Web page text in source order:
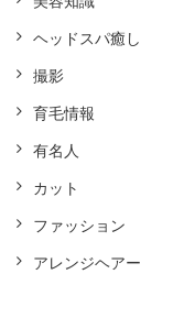
ヘッドスパ癒し
撮影
育毛情報
有名人
カット
ファッション
アレンジヘアー